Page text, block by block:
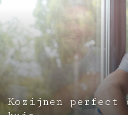
Kozijnen perfect